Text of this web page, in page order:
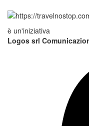
è un'iniziativa
Logos srl